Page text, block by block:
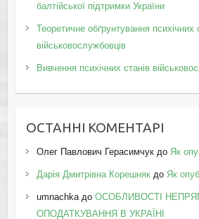
балтійської підтримки України
Теоретичне обґрунтування психічних
військовослужбовців
Вивчення психічних станів
ОСТАННІ КОМЕНТАРІ
Олег Павлович Герасимчукдо Як
Дарія Дмитрівна Корешнякдо Як
umnachkaдо ОСОБЛИВОСТІ
ОПОДАТКУВАННЯ В УКРАЇНІ